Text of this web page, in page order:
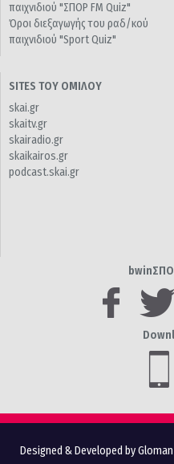
παιχνιδιού "ΣΠΟΡ FM Quiz"
Όροι διεξαγωγής του ραδ/κού
παιχνιδιού "Sport Quiz"
SITES ΤΟΥ ΟΜΙΛΟΥ
skai.gr
skaitv.gr
skairadio.gr
skaikairos.gr
podcast.skai.gr
Designed & Developed by Gloman